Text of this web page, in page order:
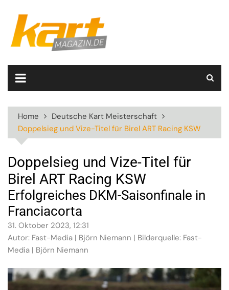
content
Home
Deutsche Kart Meisterschaft
Doppelsieg und Vize-Titel für Birel ART Racing KSW
Doppelsieg und Vize-Titel für
Birel ART Racing KSW
Erfolgreiches DKM-Saisonfinale in
Franciacorta
31. Oktober 2023, 12:31
Autor: Fast-Media | Björn Niemann | Bilderquelle: Fast-
Media | Björn Niemann